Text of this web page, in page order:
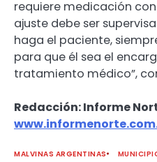
requiere medicación
ajuste debe ser
haga el paciente,
para que él sea el
tratamiento médico”,
Redacción: Informe
MALVINAS ARGENTINAS